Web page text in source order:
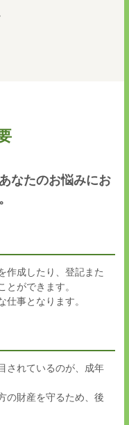
なたのお悩みにお
作成したり、登記また
とができます。
事となります。
されているのが、成年
の財産を守るため、後